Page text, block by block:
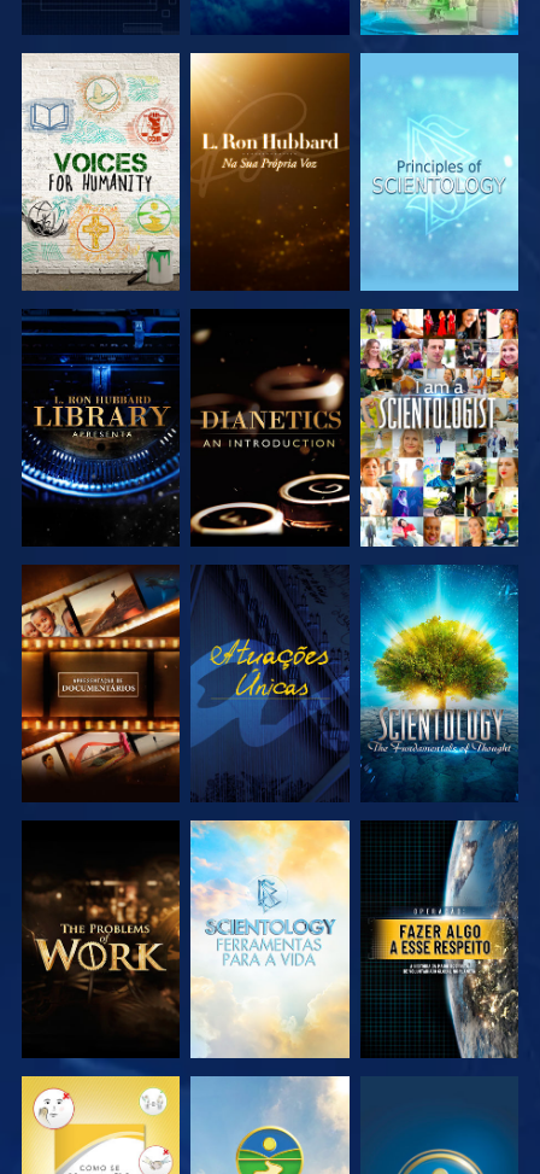
EXPLORAR A
SÉRIE
EXPLORAR A
SÉRIE
EXPLORAR A
SÉRIE
EXPLORAR A
SÉRIE
EXPLORAR A
SÉRIE
VER
EXPLORAR A
SÉRIE
VER
EXPLORAR A
SÉRIE
EXPLORAR A
SÉRIE
EXPLORAR A
SÉRIE
VER
VER VER VER